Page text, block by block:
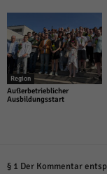
Region
Außerbetrieblicher
Ausbildungsstart
§ 1 Der Kommentar